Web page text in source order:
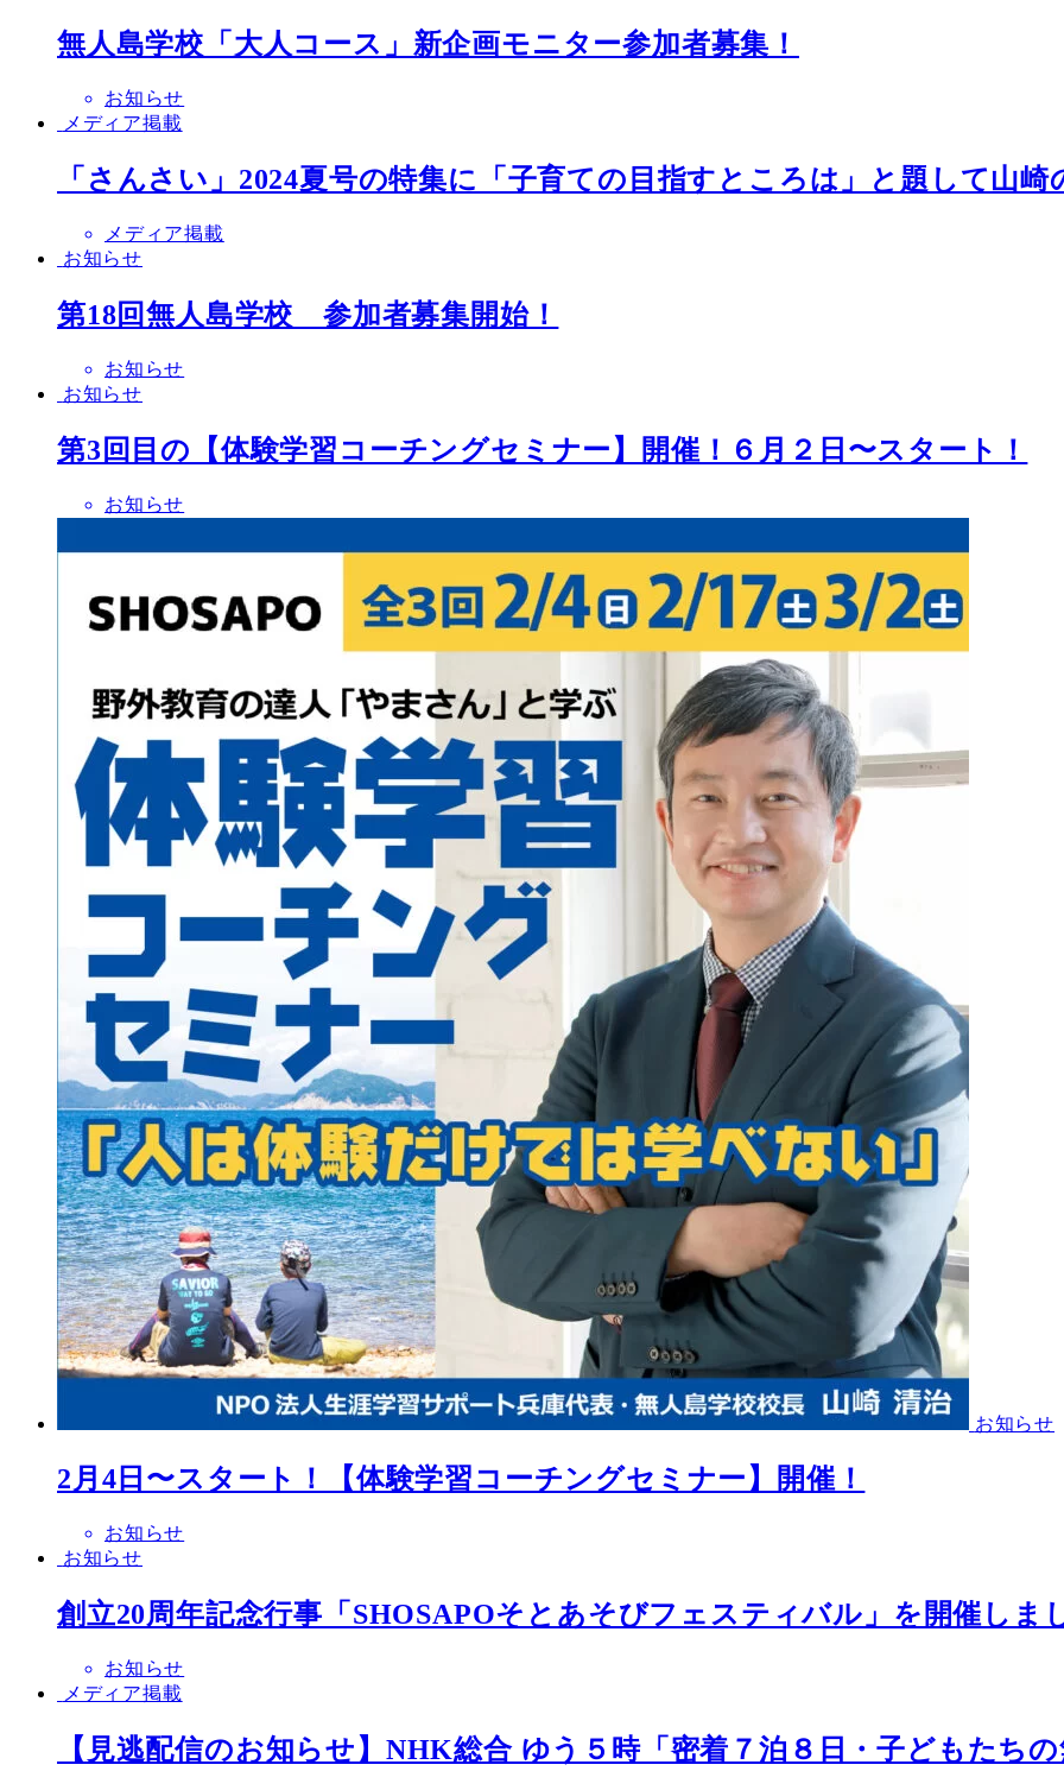
無人島学校「大人コース」新企画モニター参加者募集！
お知らせ
メディア掲載
「さんさい」2024夏号の特集に「子育ての目指すところは」と題して山
メディア掲載
お知らせ
第18回無人島学校 参加者募集開始！
お知らせ
お知らせ
第3回目の【体験学習コーチングセミナー】開催！６月２日〜スタート！
お知らせ
お知らせ
2月4日〜スタート！【体験学習コーチングセミナー】開催！
お知らせ
お知らせ
創立20周年記念行事「SHOSAPOそとあそびフェスティバル」を開催しま
お知らせ
メディア掲載
【見逃配信のお知らせ】NHK総合 ゆう５時「密着７泊８日・子どもたち